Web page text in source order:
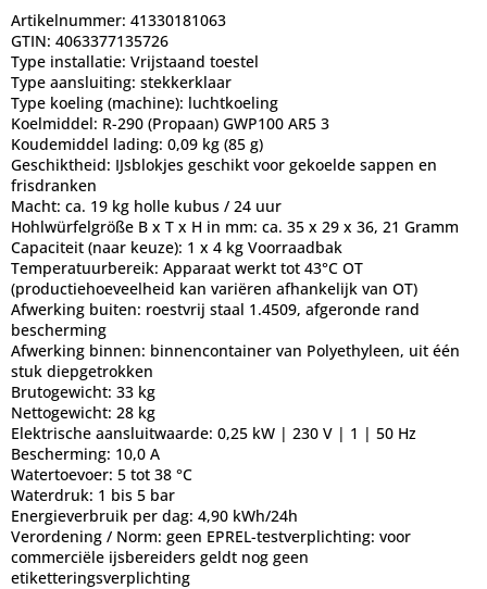
Artikelnummer: 41330181063
GTIN: 4063377135726
Type installatie: Vrijstaand toestel
Type aansluiting: stekkerklaar
Type koeling (machine): luchtkoeling
Koelmiddel: R-290 (Propaan) GWP100 AR5 3
Koudemiddel lading: 0,09 kg (85 g)
Geschiktheid: IJsblokjes geschikt voor gekoelde sappen en
frisdranken
Macht: ca. 19 kg holle kubus / 24 uur
Hohlwürfelgröße B x T x H in mm: ca. 35 x 29 x 36, 21 Gramm
Capaciteit (naar keuze): 1 x 4 kg Voorraadbak
Temperatuurbereik: Apparaat werkt tot 43°C OT
(productiehoeveelheid kan variëren afhankelijk van OT)
Afwerking buiten: roestvrij staal 1.4509, afgeronde rand
bescherming
Afwerking binnen: binnencontainer van Polyethyleen, uit één
stuk diepgetrokken
Brutogewicht: 33 kg
Nettogewicht: 28 kg
Elektrische aansluitwaarde: 0,25 kW | 230 V | 1 | 50 Hz
Bescherming: 10,0 A
Watertoevoer: 5 tot 38 °C
Waterdruk: 1 bis 5 bar
Energieverbruik per dag: 4,90 kWh/24h
Verordening / Norm: geen EPREL-testverplichting: voor
commerciële ijsbereiders geldt nog geen
etiketteringsverplichting